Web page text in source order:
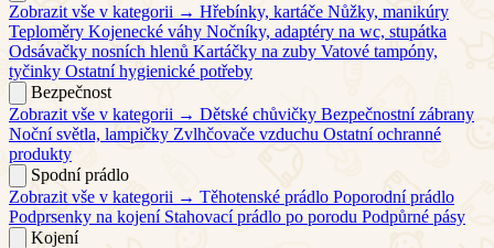
Zobrazit vše v kategorii → Hřebínky, kartáče Nůžky, manikúry
Teploměry Kojenecké váhy Nočníky, adaptéry na wc, stupátka
Odsávačky nosních hlenů Kartáčky na zuby Vatové tampóny,
tyčinky Ostatní hygienické potřeby
Bezpečnost
Zobrazit vše v kategorii → Dětské chůvičky Bezpečnostní zábrany
Noční světla, lampičky Zvlhčovače vzduchu Ostatní ochranné
produkty
Spodní prádlo
Zobrazit vše v kategorii → Těhotenské prádlo Poporodní prádlo
Podprsenky na kojení Stahovací prádlo po porodu Podpůrné pásy
Kojení